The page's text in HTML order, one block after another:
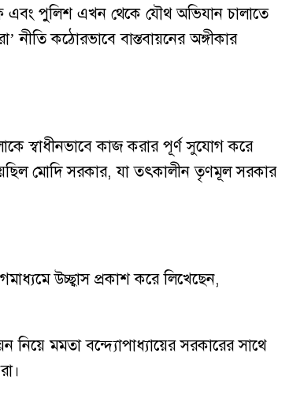
এবং পুলিশ এখন থেকে যৌথ অভিযান চালাতে
কঠোরভাবে বাস্তবায়নের অঙ্গীকার
স্বাধীনভাবে কাজ করার পূর্ণ সুযোগ করে
মোদি সরকার, যা তৎকালীন তৃণমূল সরকার
উচ্ছ্বাস প্রকাশ করে লিখেছেন,
মমতা বন্দ্যোপাধ্যায়ের সরকারের সাথে